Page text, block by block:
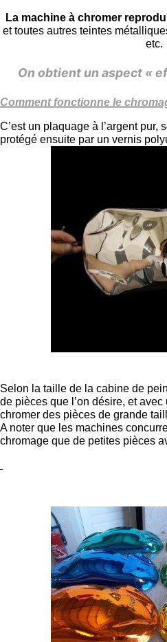
La machine à chromer
et toutes autres teintes
etc.
On obtient un aspect «
Comment fonctionne le
C’est un plaquage à l’argent pur,
protégé ensuite par un vernis
Selon la taille de la cabine de
de pièces que l’on désire, et
chromer des pièces de grande
A noter que les machines
chromage que de petites pièces